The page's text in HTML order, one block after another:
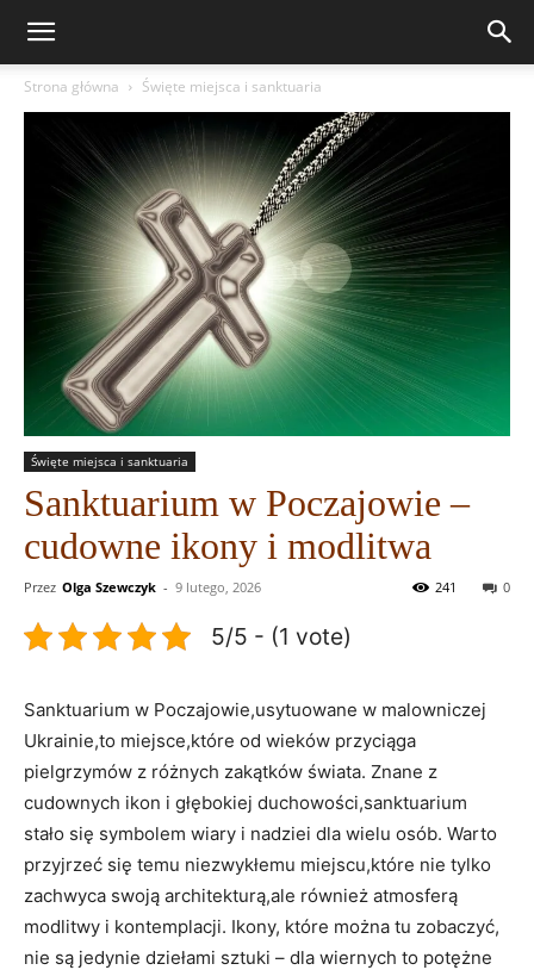
Strona główna Święte miejsca i sanktuaria
Święte miejsca i sanktuaria
Sanktuarium w Poczajowie –
cudowne ikony i modlitwa
Przez Olga Szewczyk - 9 lutego, 2026 0
241
5/5 - (1 vote)
Sanktuarium w Poczajowie,usytuowane w malowniczej
Ukrainie,to miejsce,które od wieków przyciąga
pielgrzymów z różnych zakątków świata. Znane z
cudownych ikon i głębokiej duchowości,sanktuarium
stało się symbolem wiary i nadziei dla wielu osób. Warto
przyjrzeć się temu niezwykłemu miejscu,które nie tylko
zachwyca swoją architekturą,ale również atmosferą
modlitwy i kontemplacji. Ikony, które można tu zobaczyć,
nie są jedynie dziełami sztuki – dla wiernych to potężne